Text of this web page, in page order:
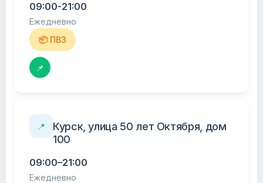
09:00-21:00
Ежедневно
📦 ПВЗ
📌
📍
Курск, улица 50 лет Октября, дом
100
09:00–21:00
Ежедневно